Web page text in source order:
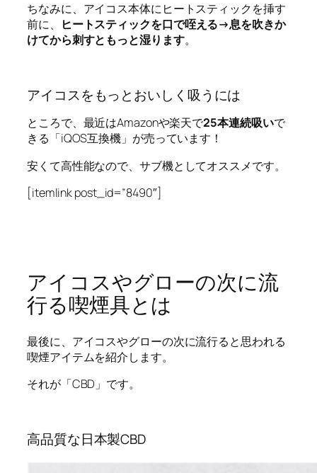
ちなみに、アイコス本体にヒートスティックを挿す
前に、
ヒートスティックを口で咥える→息を吹きか
けてから刺すともっと湿ります。
アイコスをもっとおいしく吸うには
ところで、最近はAmazonや楽天で25本連続吸いで
きる「iQOS互換機」が売っています！
安くて高性能なので、サブ機としてオススメです。
[itemlink post_id=”8490″]
アイコスやグローの次に流
行る喫煙具とは
最後に、アイコスやグローの次に流行ると思われる
喫煙アイテムを紹介します。
それが「CBD」です。
高品質な日本製CBD